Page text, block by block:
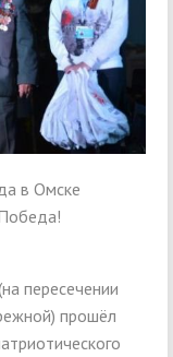
в Омске
пересечении
прошёл